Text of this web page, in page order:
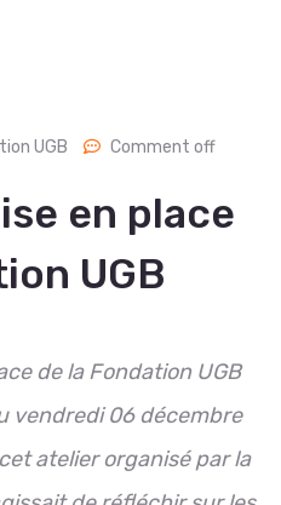
UGB Comment off
en place
UGB
de la Fondation UGB
vendredi 06 décembre
atelier organisé par la